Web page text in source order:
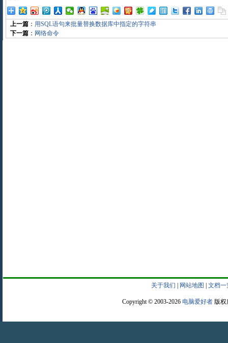
上一篇 ： 用SQL语句来批量替换数据库中指定的字符串
下一篇 ： 网络命令
关于我们 网站地图 文档一
Copyright © 2003-2026 电脑爱好者版权